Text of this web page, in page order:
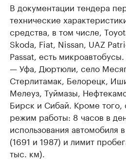
В документации тендера
технические
средства, в том числе,
Skoda, Fiat, Nissan, UAZ
Passat, есть
— Уфа, Дюртюли, село
Стерлитамак, Белорецк,
Мелеуз, Туймазы,
Бирск и Сибай. Кроме того,
режим работы: 8 часов в
использования автомобиля
(1691 и 1987) и лимит
тыс. км).